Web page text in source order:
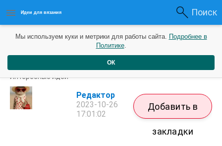
Идеи для вязания Поиск
Простая вязаная шапочка из мериноса
Интересные идеи
Редактор
2023-10-26
17:01:02
Добавить в
закладки
Мы используем куки и метрики для работы сайта. Подробнее в
Политике.
ОК